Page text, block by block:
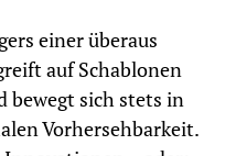
einer überaus
auf Schablonen
bewegt sich stets in
Vorhersehbarkeit.